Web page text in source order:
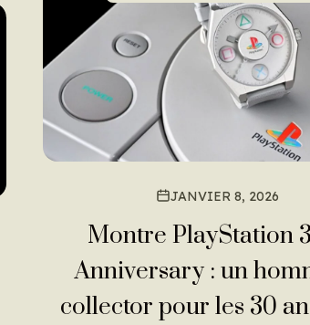
JANVIER 8, 2026
Montre PlayStation
Anniversary : un
collector pour les 30